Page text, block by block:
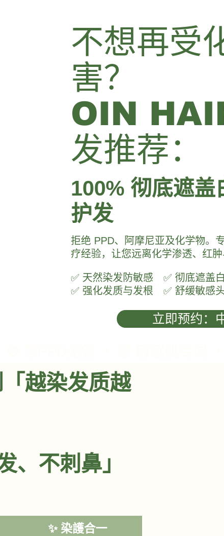
不想再受
害？
OIN
发推荐：
100% 彻底遮
护发
拒绝 PPD、阿摩尼亚及化学物。
疗经验，让您远离化学渗透、红肿
✅ 天然染发防敏感 ✅ 彻底遮盖
✅ 强化发质与发根 ✅ 舒缓敏感
立即预约：
越染发质越
、不刺鼻」
✨ 染護合一